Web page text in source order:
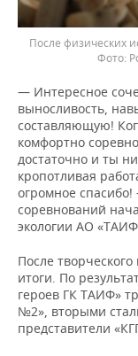
После физических
— Интересное
выносливость,
составляющую!
комфортно
достаточно и ты
кропотливая
огромное
соревнований
экологии АО
После
итоги. По
героев ГК ТАИФ»
№2», вторыми
представители